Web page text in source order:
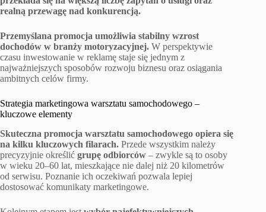
realną przewagę nad konkurencją.
Przemyślana promocja umożliwia stabilny wzrost
dochodów w branży motoryzacyjnej. W perspektywie
czasu inwestowanie w reklamę staje się jednym z
najważniejszych sposobów rozwoju biznesu oraz osiągania
ambitnych celów firmy.
Strategia marketingowa warsztatu samochodowego –
kluczowe elementy
Skuteczna promocja warsztatu samochodowego opiera się
na kilku kluczowych filarach. Przede wszystkim należy
precyzyjnie określić grupę odbiorców – zwykle są to osoby
w wieku 20–60 lat, mieszkające nie dalej niż 20 kilometrów
od serwisu. Poznanie ich oczekiwań pozwala lepiej
dostosować komunikaty marketingowe.